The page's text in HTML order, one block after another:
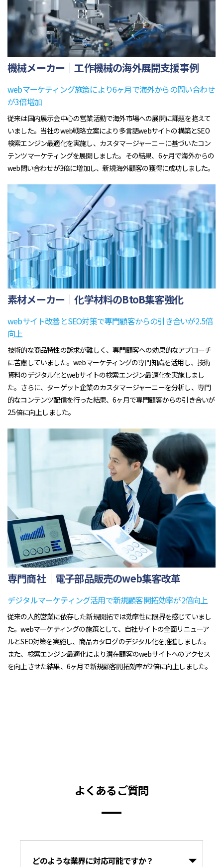
機械メーカー｜工作機械の海外展開支援事例
webマーケティング施策により6ヶ月で海外からの問い合わせ
が3倍増加
従来は国内展示会中心の営業活動で海外市場への展開に課題を抱えて
いました。当社のweb戦略立案により多言語webサイトの構築とSEO
検索エンジン最適化を実施し、カスタマージャーニーに基づいたコン
テンツマーケティングを展開しました。その結果、6ヶ月で海外からの
web問い合わせが3倍に増加し、新規海外顧客の獲得に成功しました。
素材メーカー｜化学材料のBtoB集客強化
webサイト改善とSEO対策で専門顧客からの引き合いが2.5倍
向上
技術的な商品特性の訴求が難しく、専門顧客への効果的なアプローチ
に苦慮していました。webマーケティングの専門知識を活用し、技術
資料のデジタル化とwebサイトの検索エンジン最適化を実施しまし
た。さらに、ターゲット企業のカスタマージャーニーを分析し、専門
的なコンテンツ配信を行った結果、6ヶ月で専門顧客からの引き合いが
2.5倍に向上しました。
専門商社｜電子部品販売のweb集客改革
デジタルマーケティング活用で新規顧客開拓効率が2倍向上
従来の人的営業に依存した新規開拓では効率性に限界を感じていまし
た。webマーケティングの施策として、自社サイトの全面リニューア
ルとSEO対策を実施し、商品カタログのデジタル化を推進しました。
また、検索エンジン最適化により潜在顧客のwebサイトへのアクセス
を向上させた結果、6ヶ月で新規顧客開拓効率が2倍に向上しました。
よくあるご質問
どのような業界に対応可能ですか？